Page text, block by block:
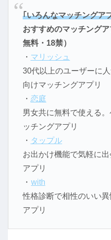
｢いろんなマッチングア
おすすめのマッチング
無料・18禁）
・ マリッシュ
30代以上のユーザーに
向けマッチングアプリ
・ 恋庭
男女共に無料で使える
ッチングアプリ
・ タップル
お出かけ機能で気軽に
アプリ
・ with
性格診断で相性のいい
アプリ